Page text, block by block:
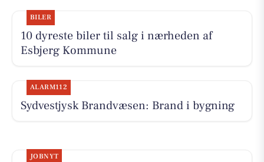
BILER
10 dyreste biler til salg i nærheden af
Esbjerg Kommune
ALARM112
Sydvestjysk Brandvæsen: Brand i bygning
JOBNYT